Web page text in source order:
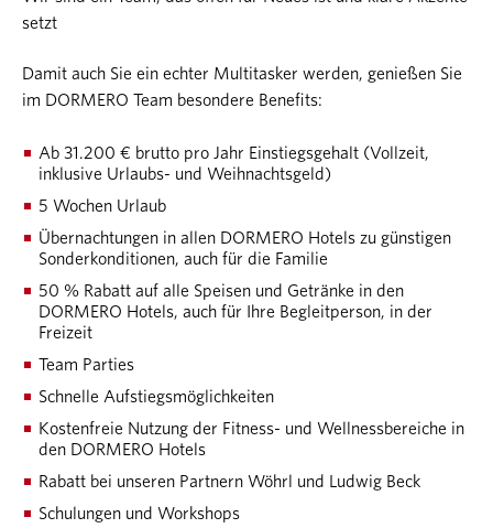
setzt
Damit auch Sie ein echter Multitasker werden, genießen Sie
im DORMERO Team besondere Benefits:
Ab 31.200 € brutto pro Jahr Einstiegsgehalt (Vollzeit,
inklusive Urlaubs- und Weihnachtsgeld)
5 Wochen Urlaub
Übernachtungen in allen DORMERO Hotels zu günstigen
Sonderkonditionen, auch für die Familie
50 % Rabatt auf alle Speisen und Getränke in den
DORMERO Hotels, auch für Ihre Begleitperson, in der
Freizeit
Team Parties
Schnelle Aufstiegsmöglichkeiten
Kostenfreie Nutzung der Fitness- und Wellnessbereiche in
den DORMERO Hotels
Rabatt bei unseren Partnern Wöhrl und Ludwig Beck
Schulungen und Workshops